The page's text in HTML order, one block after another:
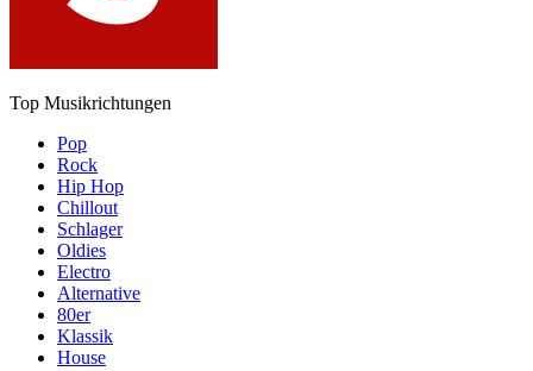
Top Musikrichtungen
Pop
Rock
Hip Hop
Chillout
Schlager
Oldies
Electro
Alternative
80er
Klassik
House